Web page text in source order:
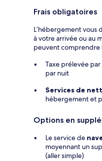
Frais obligatoires
L’hébergement vous
à votre arrivée ou au
peuvent comprendre
Taxe prélevée
par nuit
Services de
hébergement et
Options en
Le service de
moyennant un
(aller simple)